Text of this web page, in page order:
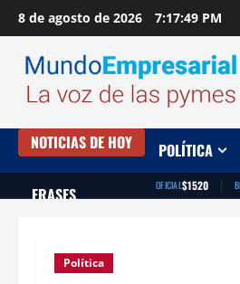
Saltar
al
contenido
8 de agosto de 2026 7:17:50 PM
NOTICIAS DE HOY POLÍTICA
FRASES OFICIAL$1520 |
Política